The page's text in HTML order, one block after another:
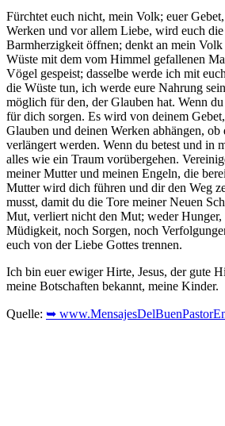
Fürchtet euch nicht, mein Volk; euer
Werken und vor allem Liebe, wird euch
Barmherzigkeit öffnen; denkt an mein Volk
Wüste mit dem vom Himmel gefallenen
Vögel gespeist; dasselbe werde ich mit
die Wüste tun, ich werde eure Nahrung
möglich für den, der Glauben hat. Wenn
für dich sorgen. Es wird von deinem
Glauben und deinen Werken abhängen, ob
verlängert werden. Wenn du betest und in
alles wie ein Traum vorübergehen.
meiner Mutter und meinen Engeln, die
Mutter wird dich führen und dir den Weg
musst, damit du die Tore meiner Neuen
Mut, verliert nicht den Mut; weder Hunger,
Müdigkeit, noch Sorgen, noch
euch von der Liebe Gottes trennen.
Ich bin euer ewiger Hirte, Jesus, der gute
meine Botschaften bekannt, meine Kinder.
Quelle: ➥